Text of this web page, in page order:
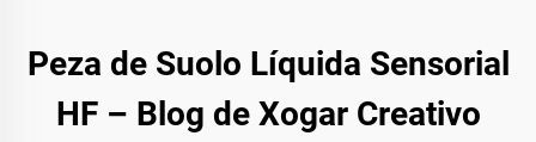
Peza de Suolo Líquida Sensorial
HF – Blog de Xogar Creativo